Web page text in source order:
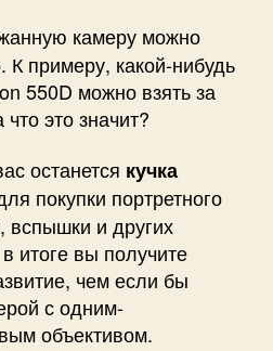
камеру можно
К примеру, какой-нибудь
550D можно взять за
это значит?
останется кучка
покупки портретного
вспышки и других
итоге вы получите
чем если бы
с одним-
объективом.